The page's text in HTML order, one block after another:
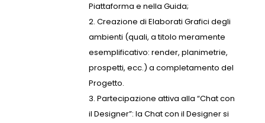
Piattaforma e nella Guida;
Creazione di Elaborati Grafici degli
ambienti (quali, a titolo meramente
esemplificativo: render, planimetrie,
prospetti, ecc.) a completamento del
Progetto.
Partecipazione attiva alla “Chat con
il Designer”: la Chat con il Designer si